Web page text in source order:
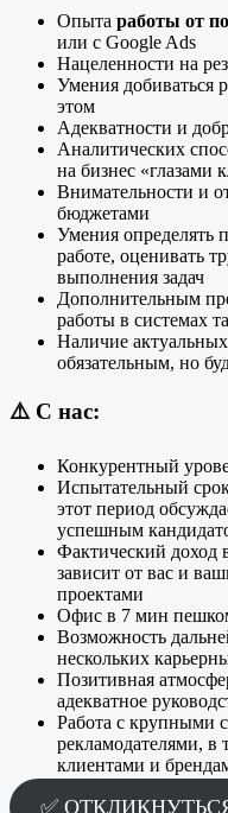
Опыта работы от
или с Google Ads
Нацеленности на
Умения добиваться
этом
Адекватности и
Аналитических
на бизнес «глазами
Внимательности и
бюджетами
Умения определять
работе, оценивать
выполнения задач
Дополнительным
работы в системах
Наличие
обязательным, но
⚠️ С нас:
Конкурентный
Испытательный
этот период
успешным
Фактический доход
зависит от вас и
проектами
Офис в 7 мин
Возможность
нескольких
Позитивная
адекватное
Работа с крупными
рекламодателями,
клиентами и
✅